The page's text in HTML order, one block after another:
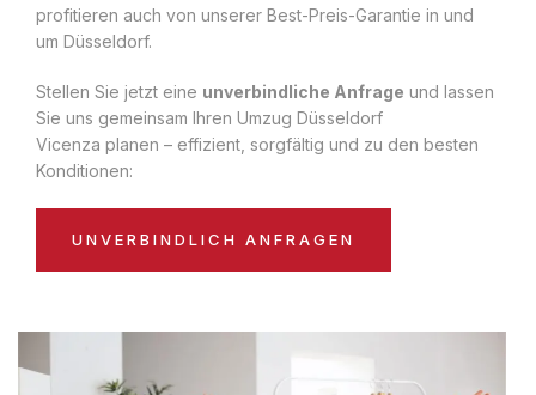
profitieren auch von unserer Best-Preis-Garantie in und
um Düsseldorf.
Stellen Sie jetzt eine unverbindliche Anfrage und lassen
Sie uns gemeinsam Ihren Umzug Düsseldorf
Vicenza planen – effizient, sorgfältig und zu den besten
Konditionen:
UNVERBINDLICH ANFRAGEN